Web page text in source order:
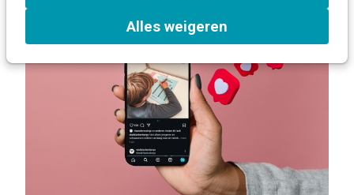
Alles weigeren
a